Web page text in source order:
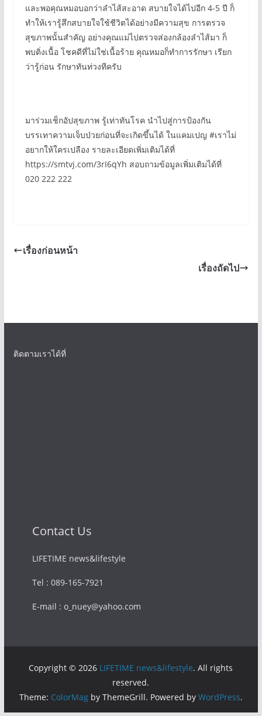
และพอคุณหมอบอกว่าลำไส้สะอาด สบายใจได้ไปอีก 4-5 ปี ก็
ทำให้เรารู้สึกสบายใจใช้ชีวิตได้อย่างมีความสุข การตรวจ
สุขภาพนั้นสำคัญ อย่างคุณแม่ไปตรวจส่องกล้องลำไส้มา ก็
พบติ่งเนื้อ โชคดีที่ไม่ใช่เนื้อร้าย คุณหมอก็ทำการรักษา เรียก
ว่ารู้ก่อน รักษาทันท่วงทีครับ
มาร่วมเช็กอัปสุขภาพ รู้เท่าทันโรค นำไปสู่การป้องกัน
บรรเทาความเจ็บป่วยก่อนที่จะเกิดขึ้นได้ ในแคมเปญ #เราไม่
อยากให้ใครเปลือง รายละเอียดเพิ่มเติมได้ที่
https://smtvj.com/3rI6qYh สอบถามข้อมูลเพิ่มเติมได้ที่
020 222 222
เรื่องก่อนหน้า
เรื่องถัดไป
ติดตามเราได้ที่
Contact Us
LIFETIME news&lifestyle
Tel : 089-165-7921
E-mail : o_nuey@yahoo.com
Copyright © 2026 LIFETIME news&lifestyle. All rights
reserved.
Theme: ColorMagby ThemeGrill. Powered by WordPress.